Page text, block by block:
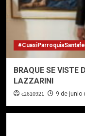
#CuasiParroquiaSantafe
BRAQUE SE VISTE
LAZZARINI
c2610921 9 de junio